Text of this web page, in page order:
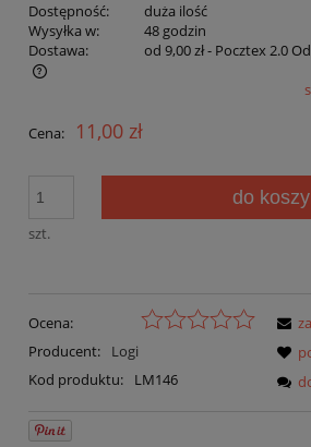
Dostępność:
duża ilość
Wysyłka w:
48 godzin
Dostawa:
od 9,00 zł- Pocztex 2.0
Cena: 11,00 zł
szt.
do
Ocena:
Producent:
Logi
Kod produktu:
LM146